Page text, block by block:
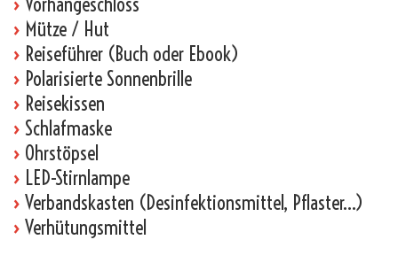
› Mütze / Hut
› Reiseführer (Buch oder Ebook)
› Polarisierte Sonnenbrille
› Reisekissen
› Schlafmaske
› Ohrstöpsel
› LED-Stirnlampe
› Verbandskasten (Desinfektionsmittel, Pflaster…)
› Verhütungsmittel